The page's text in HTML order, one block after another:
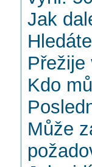
Jak
Přežije
Kdo
Může